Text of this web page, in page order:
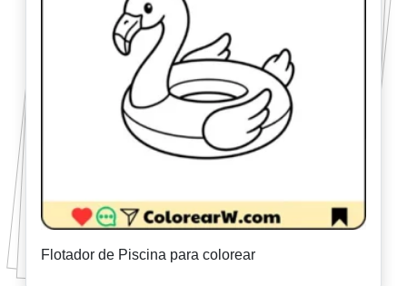
Flotador de Piscina para colorear